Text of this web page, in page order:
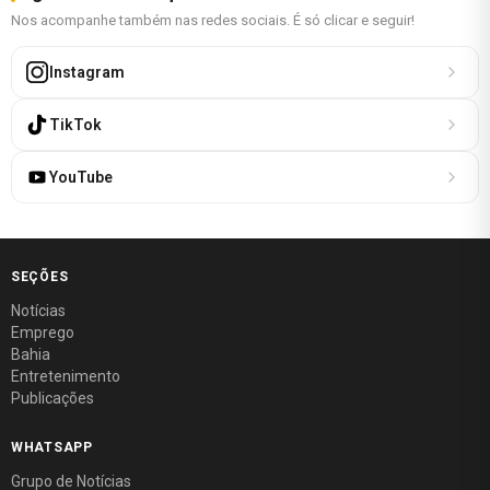
Nos acompanhe também nas redes sociais. É só clicar e seguir!
Instagram
TikTok
YouTube
SEÇÕES
Notícias
Emprego
Bahia
Entretenimento
Publicações
WHATSAPP
Grupo de Notícias